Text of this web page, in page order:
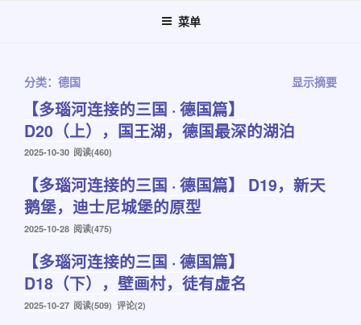
菜单
显示摘要
分类：德国
【多瑙河连接的三国 · 德国篇】
D20（上），国王湖，德国最深的湖泊
发
2025-10-30 阅读(460)
【多瑙河连接的三国 · 德国篇】 D19，新天
鹅堡，迪士尼城堡的原型
发
2025-10-28 阅读(475)
【多瑙河连接的三国 · 德国篇】
D18（下），壁画村，徒有虚名
发
2025-10-27 阅读(509) 评论(2)